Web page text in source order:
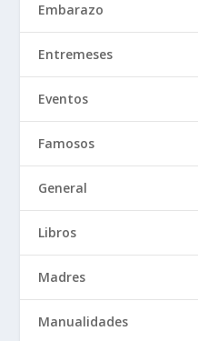
Embarazo
Entremeses
Eventos
Famosos
General
Libros
Madres
Manualidades